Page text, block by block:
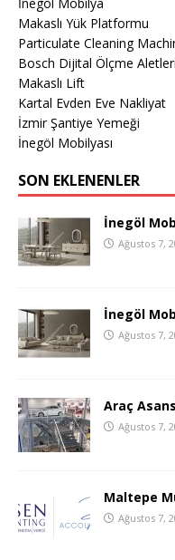
Makaslı Yük Platformu
Particulate Cleaning
Bosch Dijital Ölçme Aletleri
Makaslı Lift
Kartal Evden Eve Nakliyat
İzmir Şantiye Yemeği
İnegöl Mobilyası
SON EKLENENLER
İnegöl
Ağustos 7,
İnegöl
Ağustos 7,
Araç
Ağustos 7,
Maltepe
Ağustos 7,